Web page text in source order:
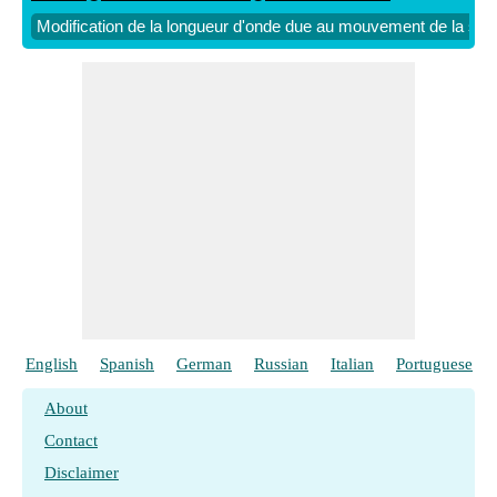
Modification de la longueur d'onde due au mouvement de la
English Spanish German Russian Italian Portuguese
About
Contact
Disclaimer